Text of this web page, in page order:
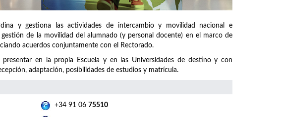
y gestiona las actividades de intercambio y movilidad nacional e
de la movilidad del alumnado (y personal docente) en el marco de
acuerdos conjuntamente con el Rectorado.
en la propia Escuela y en las Universidades de destino y con
adaptación, posibilidades de estudios y matrícula.
+34 91 06 75510